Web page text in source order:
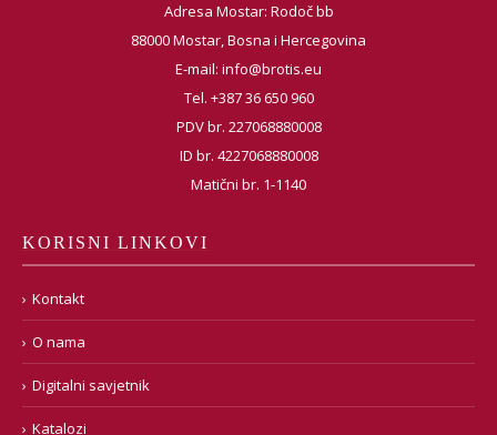
Adresa Mostar: Rodoč bb
88000 Mostar, Bosna i Hercegovina
E-mail: info@brotis.eu
Tel. +387 36 650 960
PDV br. 227068880008
ID br. 4227068880008
Matični br. 1-1140
KORISNI LINKOVI
Kontakt
O nama
Digitalni savjetnik
Katalozi